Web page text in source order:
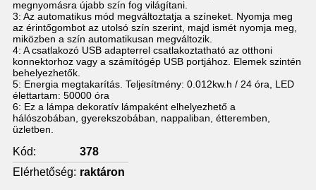
megnyomásra újabb szín fog világítani.
3: Az automatikus mód megváltoztatja a színeket. Nyomja meg
az érintőgombot az utolsó szín szerint, majd ismét nyomja meg,
miközben a szín automatikusan megváltozik.
4: A csatlakozó USB adapterrel csatlakoztatható az otthoni
konnektorhoz vagy a számítógép USB portjához. Elemek szintén
behelyezhetők.
5: Energia megtakarítás. Teljesítmény: 0.012kw.h / 24 óra, LED
élettartam: 50000 óra
6: Ez a lámpa dekoratív lámpaként elhelyezhető a
hálószobában, gyerekszobában, nappaliban, étteremben,
üzletben.
Kód:
378
Elérhetőség: raktáron